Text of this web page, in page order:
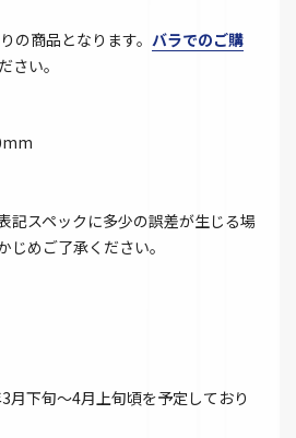
の商品となります。 バラでのご購
さい。
記スペックに多少の誤差が生じる場
じめご了承ください。
月下旬～4月上旬頃を予定しており